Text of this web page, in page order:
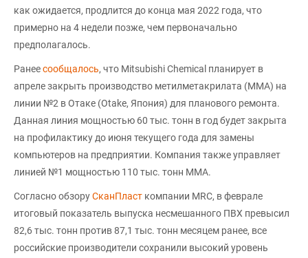
как ожидается, продлится до конца мая 2022 года, что
примерно на 4 недели позже, чем первоначально
предполагалось.
Ранеесообщалось, что Mitsubishi Chemical планирует в
апреле закрыть производство метилметакрилата (ММА) на
линии №2 в Отаке (Otake, Япония) для планового ремонта.
Данная линия мощностью 60 тыс. тонн в год будет закрыта
на профилактику до июня текущего года для замены
компьютеров на предприятии. Компания также управляет
линией №1 мощностью 110 тыс. тонн ММА.
Согласно обзоруСканПласт компании MRC, в феврале
итоговый показатель выпуска несмешанного ПВХ превысил
82,6 тыс. тонн против 87,1 тыс. тонн месяцем ранее, все
российские производители сохранили высокий уровень